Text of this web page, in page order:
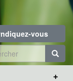
vous